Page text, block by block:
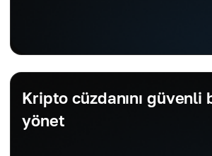
Kripto cüzdanını güvenli
yönet